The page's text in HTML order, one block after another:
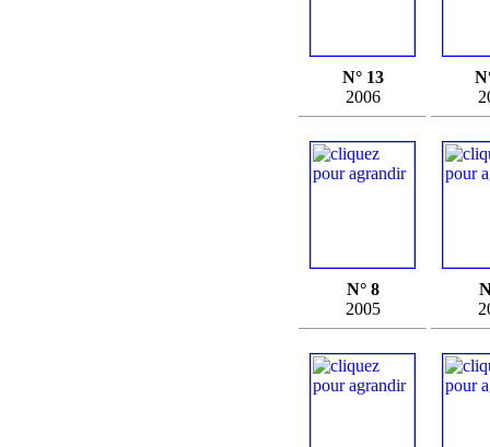
N° 13
2006
N° 8
2005